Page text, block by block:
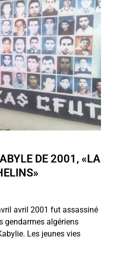
DE 2001, «LA
avril 2001 fut assassiné
gendarmes algériens
Les jeunes vies